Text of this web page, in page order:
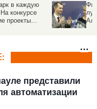
Финалисты конкурса
лучших ИТ-проектов
Алтайского края
представили свои
представили
автоматизации